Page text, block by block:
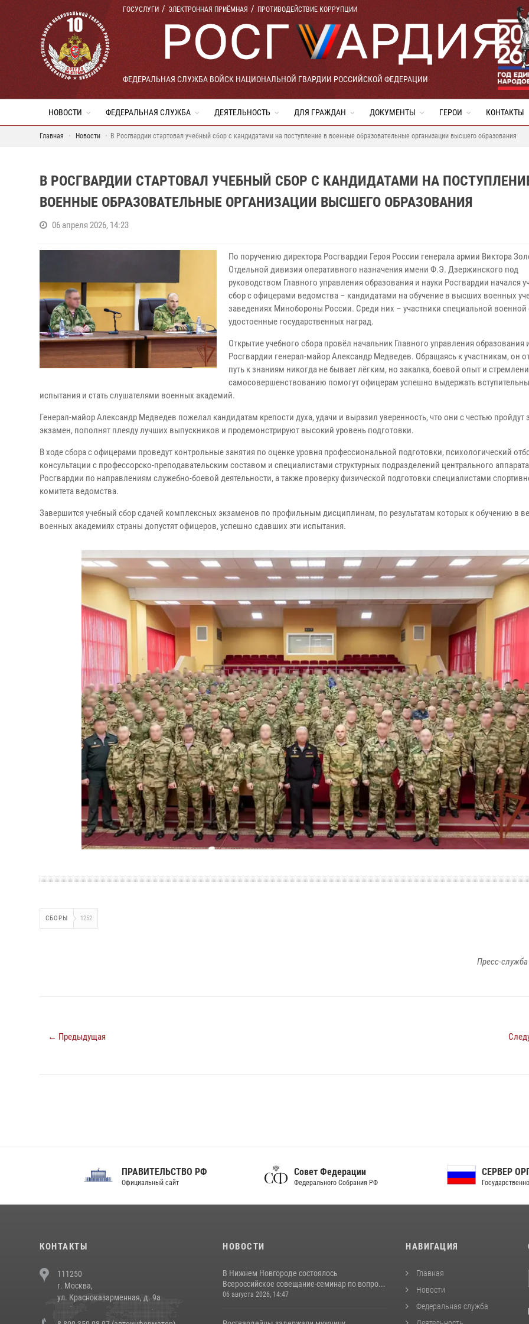
ГОСУСЛУГИ ЭЛЕКТРОННАЯ ПРИЁМНАЯ ПРОТИВОДЕЙСТВИЕ КОРРУПЦИИ
ФЕДЕРАЛЬНАЯ СЛУЖБА ВОЙСК НАЦИОНАЛЬНОЙ ГВАРДИИ РОССИЙСКОЙ ФЕДЕРАЦИИ
НОВОСТИ ФЕДЕРАЛЬНАЯ СЛУЖБА ДЕЯТЕЛЬНОСТЬ ДЛЯ ГРАЖДАН ДОКУМЕНТЫ ГЕРОИ КОНТАКТЫ
Главная Новости В Росгвардии стартовал учебный сбор с кандидатами на поступление в военные образовательные организации высшего образования
В РОСГВАРДИИ СТАРТОВАЛ УЧЕБНЫЙ СБОР С КАНДИДАТАМИ НА
ВОЕННЫЕ ОБРАЗОВАТЕЛЬНЫЕ ОРГАНИЗАЦИИ ВЫСШЕГО ОБРАЗОВАНИЯ
06 апреля 2026, 14:23
По поручению директора Росгвардии Героя России генерала армии Виктора
Отдельной дивизии оперативного назначения имени Ф.Э. Дзержинского под
руководством Главного управления образования и науки Росгвардии начался
сбор с офицерами ведомства – кандидатами на обучение в высших военных
заведениях Минобороны России. Среди них – участники специальной военной
удостоенные государственных наград.
Открытие учебного сбора провёл начальник Главного управления образования
Росгвардии генерал-майор Александр Медведев. Обращаясь к участникам, он
путь к знаниям никогда не бывает лёгким, но закалка, боевой опыт и
самосовершенствованию помогут офицерам успешно выдержать
испытания и стать слушателями военных академий.
Генерал-майор Александр Медведев пожелал кандидатам крепости духа, удачи и выразил уверенность, что они с честью пройдут
экзамен, пополнят плеяду лучших выпускников и продемонстрируют высокий уровень подготовки.
В ходе сбора с офицерами проведут контрольные занятия по оценке уровня профессиональной подготовки, психологический
консультации с профессорско-преподавательским составом и специалистами структурных подразделений центрального аппарата
Росгвардии по направлениям служебно-боевой деятельности, а также проверку физической подготовки специалистами
комитета ведомства.
Завершится учебный сбор сдачей комплексных экзаменов по профильным дисциплинам, по результатам которых к обучению в
военных академиях страны допустят офицеров, успешно сдавших эти испытания.
СБОРЫ 1252
Пресс-служба
← Предыдущая
ПРАВИТЕЛЬСТВО РФ
Официальный сайт
Совет Федерации
Федерального Собрания РФ
СЕРВЕР ОРГАНОВ
Государственной власти РФ
КОНТАКТЫ
111250
г. Москва,
ул. Красноказарменная, д. 9а
НОВОСТИ
В Нижнем Новгороде состоялось
Всероссийское совещание-семинар по вопро...
06 августа 2026, 14:47
НАВИГАЦИЯ
Главная
Новости
Федеральная служба